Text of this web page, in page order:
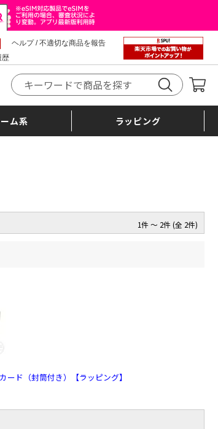
歴
ヘルプ/不適切な商品を報告
ム系 ラッピング
1件 ～ 2件 (全 2件)
ド（封筒付き）【ラッピング】